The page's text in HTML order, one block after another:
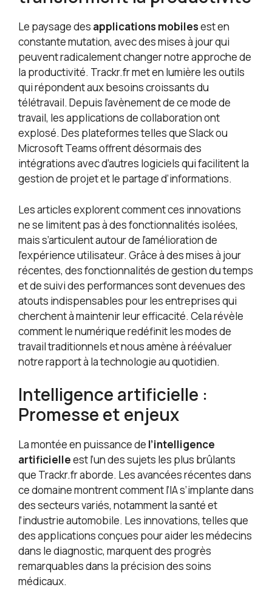
Le paysage des applications mobilesest en
constante mutation, avec des mises à jour qui
peuvent radicalement changer notre approche de
la productivité. Trackr.fr met en lumière les outils
qui répondent aux besoins croissants du
télétravail. Depuis l’avènement de ce mode de
travail, les applications de collaboration ont
explosé. Des plateformes telles que Slack ou
Microsoft Teams offrent désormais des
intégrations avec d’autres logiciels qui facilitent la
gestion de projet et le partage d’informations.
Les articles explorent comment ces innovations
ne se limitent pas à des fonctionnalités isolées,
mais s’articulent autour de l’amélioration de
l’expérience utilisateur. Grâce à des mises à jour
récentes, des fonctionnalités de gestion du temps
et de suivi des performances sont devenues des
atouts indispensables pour les entreprises qui
cherchent à maintenir leur efficacité. Cela révèle
comment le numérique redéfinit les modes de
travail traditionnels et nous amène à réévaluer
notre rapport à la technologie au quotidien.
Intelligence artificielle :
Promesse et enjeux
La montée en puissance de l’intelligence
artificielleest l’un des sujets les plus brûlants
que Trackr.fr aborde. Les avancées récentes dans
ce domaine montrent comment l’IA s’implante dans
des secteurs variés, notamment la santé et
l’industrie automobile. Les innovations, telles que
des applications conçues pour aider les médecins
dans le diagnostic, marquent des progrès
remarquables dans la précision des soins
médicaux.